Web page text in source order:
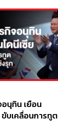
นุทิน เยือน
บเคลื่อนการทูต